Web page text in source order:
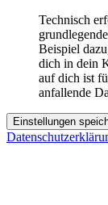
Technisch
Beispiel
dich in dein
auf dich ist
anfallende
Einstellungen